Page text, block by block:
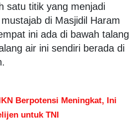
satu titik yang menjadi
di Masjidil Haram
ini ada di bawah talang
air ini sendiri berada di
Berpotensi Meningkat, Ini
untuk TNI